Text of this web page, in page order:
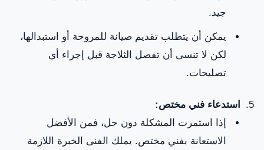
جيد.
يمكن أن يتطلب تقديم صيانة للمروحة أو استبدالها،
لكن لا تنسى أن تفصل الثلاجة قبل إجراء أي
تصليحات.
استدعاء فني مختص:
إذا استمرت المشكلة دون حل، فمن الأفضل
الاستعانة بفني مختص. يملك الفنى الخبرة اللازمة